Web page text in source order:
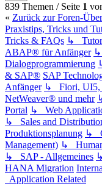
839 Themen / Seite 1
« Zurück zur Foren-
Praxistips, Tricks und
Tricks & FAQs ↳
ABAP® für Anfänger
Dialogprogrammierung
& SAP® SAP
Anfänger ↳ Fiori, UI5,
NetWeaver® und mehr
Portal ↳ Web
↳ Sales and
Produktionsplanung ↳
Management) ↳
↳ SAP - Allgemeines
HANA Migration
Application Related